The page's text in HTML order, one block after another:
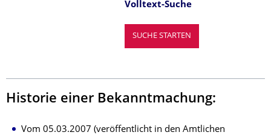
Volltext-Suche
Historie einer Bekanntmachung:
Vom 05.03.2007 (veröffentlicht in den Amtlichen